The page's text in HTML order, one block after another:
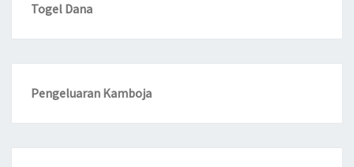
Togel Dana
Pengeluaran Kamboja